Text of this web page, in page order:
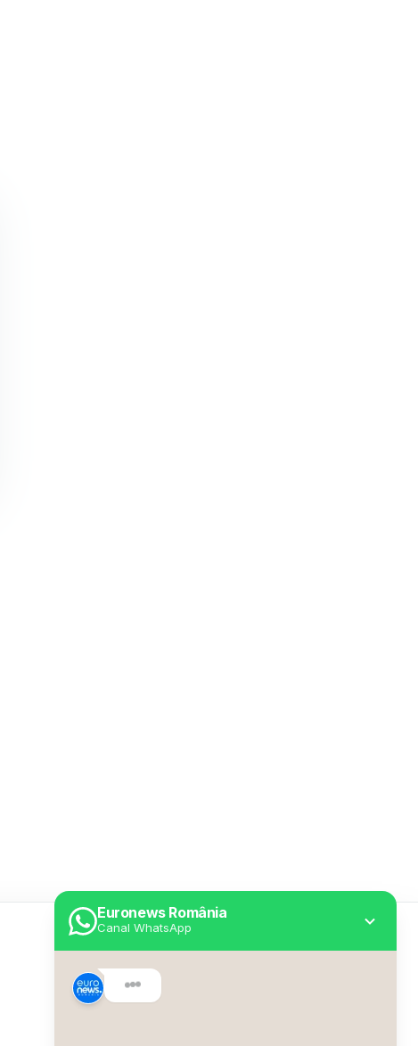
Euronews România
Canal WhatsApp
Despre Euronews